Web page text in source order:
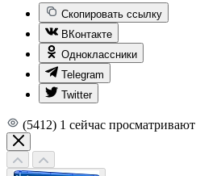
Скопировать ссылку
ВКонтакте
Одноклассники
Telegram
Twitter
(5412) 1 сейчас просматривают